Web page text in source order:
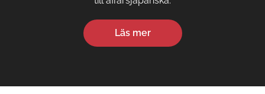
Läs mer